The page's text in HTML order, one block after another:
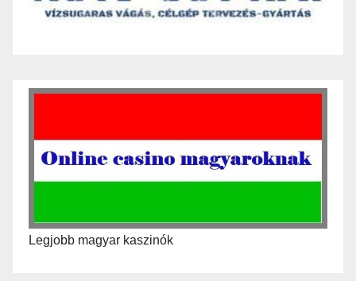
Legjobb magyar kaszinók